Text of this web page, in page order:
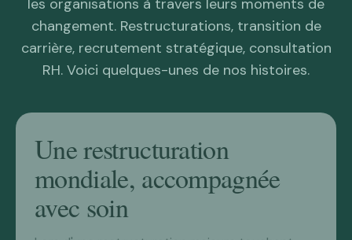
d'emploi
Accompagnement
professionnel et
bienveillant
Restructurer
avec
considération
d'expert·e
Du savoir-
faire et de
l'expérience
support
RH
Maintenir
et
vos
RH
clé
Trouver le
bon profil
pour
postes
Mobiliser
une équipe
de
interventions se déploient sans limite
géographique.
Études de cas
Des histoires et des
mandats réalisés.
Voyez comment
différence.
Rencontre
Coordonnées
les organisations à travers leurs moments de
changement. Restructurations, transition de
carrière, recrutement stratégique, consultation
RH. Voici quelques-unes de nos histoires.
Une restructuration
mondiale, accompagnée
avec soin